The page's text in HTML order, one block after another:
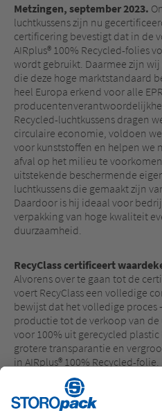
Metzingen, september 2023.
luchtkussens zijn nu
certificering bevestigt dat in de
AIRplus® 100% Recycled-folies
wordt gebruikt. Daarmee zijn
die deze hoge marktstandaard
heel Europa erkend voor alle
Recycled-luchtkussens dragen
circulaire economie, voldoen
voor kunststoffen en helpen we
afval op het milieu te
uitstekende beschermende
luchtkussens die gemaakt zijn
Daardoor is hij ideaal voor
verpakking van hoge kwaliteit
duurzaamheid.
RecyClass certificeert
Alvorens over te gaan tot de
voert RecyClass een volledige
bewijst dat het volledige proces
productie tot de verkoop van
voor 100% uit gerecycled
grotere transparantie en
in AIRplus® 100% Recycled-folie.
In vergelijking met folie zonder
de uitstoot van broeikasgassen
waterverbruik met 57 procent